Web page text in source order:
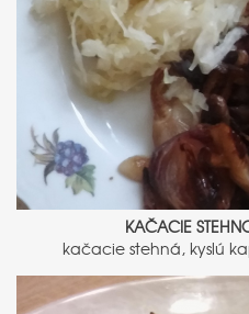
KAČACIE
kačacie stehná, kyslú